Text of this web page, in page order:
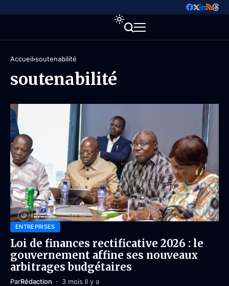
Accueil soutenabilité
soutenabilité
ENTREPRISES
Loi de finances rectificative 2026 : le
gouvernement affine ses nouveaux
arbitrages budgétaires
ParRédaction 3 mois Il y a